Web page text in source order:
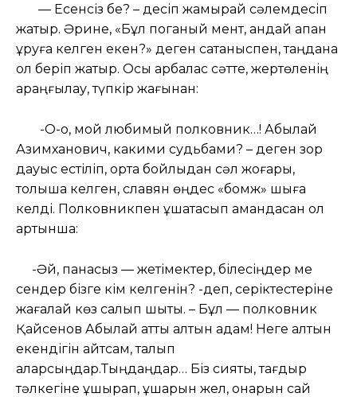
— Есенсіз бе? – десіп жамырай сәлемдесіп
жатыр. Әрине, «Бұл поганый мент, қандай қақпан
құруға келген екен?» деген сақтаныспен, таңдана
қол беріп жатыр. Осы қарбалас сәтте, жертөленің
қараңғылау, түпкір жағынан:
-О-о, мой любимый полковник…! Абылай
Азимханович, какими судьбами? – деген зор
дауыс естіліп, орта бойлыдан сәл жоғары,
толықша келген, славян өңдес «бомж» шыға
келді. Полковникпен құшақтасып амандасқан ол
артынша:
-Әй, панасыз — жетімектер, білесіңдер ме
сендер бізге кім келгенін? -деп, серіктестеріне
жағалай көз салып шықты. – Бұл — полковник
Қайсенов Абылай атты алтын адам! Неге алтын
екендігін айтсам, талып
қаларсыңдар.Тыңдаңдар… Біз сияқты, тағдыр
тәлкегіне ұшырап, ұшарын жел, қонарын сай